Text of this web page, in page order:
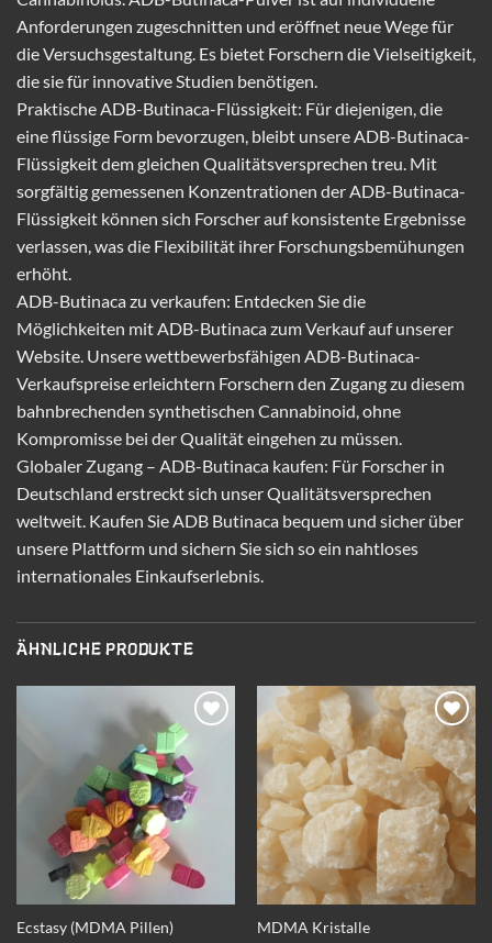
Anforderungen zugeschnitten und eröffnet neue Wege für
die Versuchsgestaltung. Es bietet Forschern die Vielseitigkeit,
die sie für innovative Studien benötigen.
Praktische ADB-Butinaca-Flüssigkeit: Für diejenigen, die
eine flüssige Form bevorzugen, bleibt unsere ADB-Butinaca-
Flüssigkeit dem gleichen Qualitätsversprechen treu. Mit
sorgfältig gemessenen Konzentrationen der ADB-Butinaca-
Flüssigkeit können sich Forscher auf konsistente Ergebnisse
verlassen, was die Flexibilität ihrer Forschungsbemühungen
erhöht.
ADB-Butinaca zu verkaufen: Entdecken Sie die
Möglichkeiten mit ADB-Butinaca zum Verkauf auf unserer
Website. Unsere wettbewerbsfähigen ADB-Butinaca-
Verkaufspreise erleichtern Forschern den Zugang zu diesem
bahnbrechenden synthetischen Cannabinoid, ohne
Kompromisse bei der Qualität eingehen zu müssen.
Globaler Zugang – ADB-Butinaca kaufen: Für Forscher in
Deutschland erstreckt sich unser Qualitätsversprechen
weltweit. Kaufen Sie ADB Butinaca bequem und sicher über
unsere Plattform und sichern Sie sich so ein nahtloses
internationales Einkaufserlebnis.
ÄHNLICHE PRODUKTE
Add to
wishlist
Ecstasy (MDMA Pillen)
Add to
wishlist
MDMA Kristalle